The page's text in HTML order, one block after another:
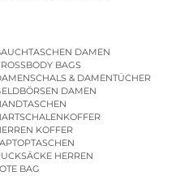
DAMEN
BAGS
& DAMENTÜCHER
DAMEN
KOFFER
HERREN
BAG